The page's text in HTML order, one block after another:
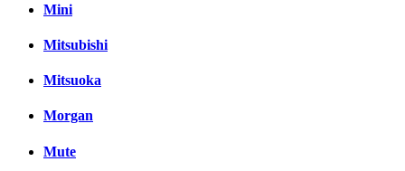
Mini
Mitsubishi
Mitsuoka
Morgan
Mute